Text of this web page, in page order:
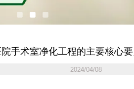
院手术室净化工程的主要核心
2024/04/08